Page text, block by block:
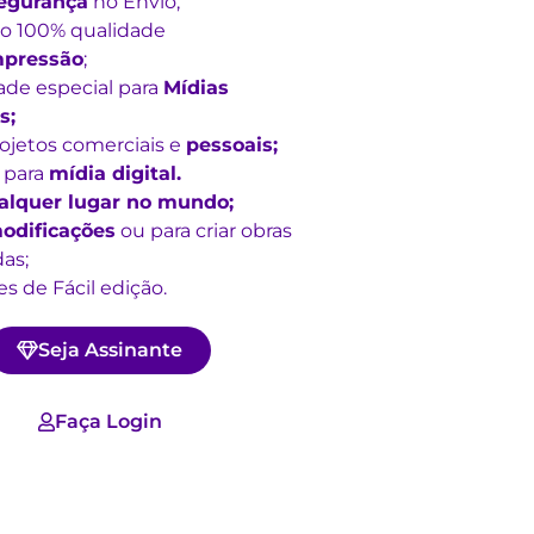
100% qualidade
;
especial para Mídias
comerciais e pessoais;
mídia digital.
lugar no mundo;
ou para criar obras
de Fácil edição.
Seja Assinante
Faça Login